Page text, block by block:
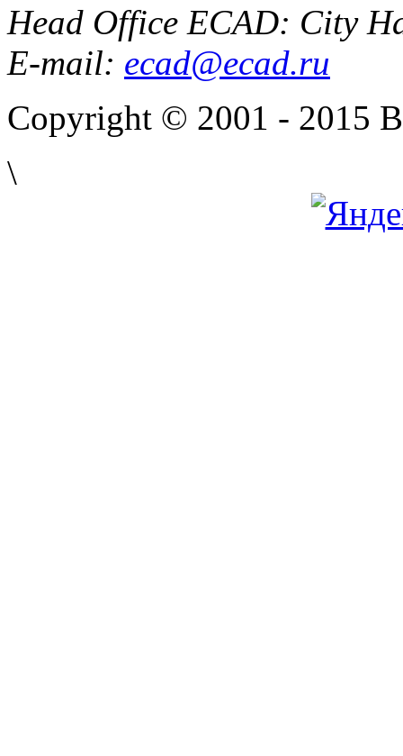
Head Office ECAD: City
E-mail: ecad@ecad.ru
Copyright © 2001 - 2015
\